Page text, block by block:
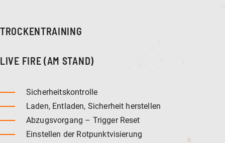
TROCKENTRAINING
LIVE FIRE (AM STAND)
Sicherheitskontrolle
Laden, Entladen, Sicherheit herstellen
Abzugsvorgang – Trigger Reset
Einstellen der Rotpunktvisierung